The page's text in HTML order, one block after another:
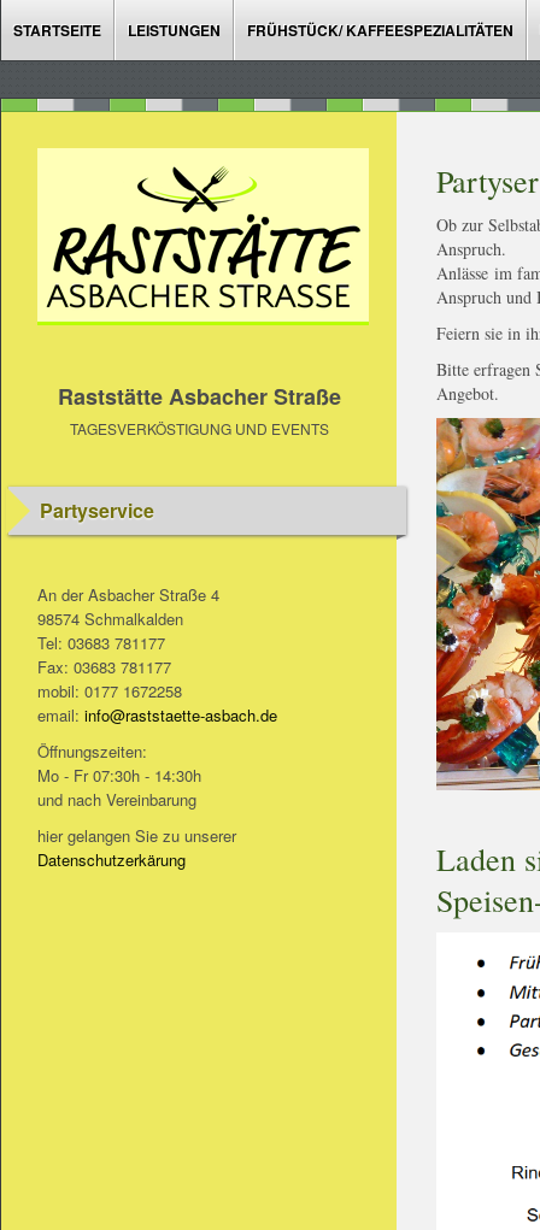
STARTSEITE LEISTUNGEN FRÜHSTÜCK/ KAFFEESPEZIALITÄTEN
Raststätte Asbacher Straße
TAGESVERKÖSTIGUNG UND EVENTS
Partyservice
An der Asbacher Straße 4
98574 Schmalkalden
Tel: 03683 781177
Fax: 03683 781177
mobil: 0177 1672258
email: info@raststaette-asbach.de
Öffnungszeiten:
Mo - Fr 07:30h - 14:30h
und nach Vereinbarung
hier gelangen Sie zu unserer
Datenschutzerkärung
Ob zur
Anspruch.
Anlässe im
Anspruch und
Feiern sie in
Bitte erfragen
Angebot.
Laden